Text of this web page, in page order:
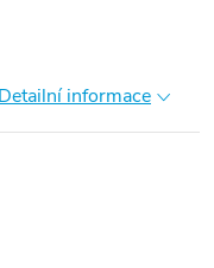
Detailní informace